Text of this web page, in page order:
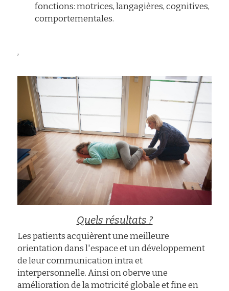
fonctions: motrices, langagières, cognitives,
comportementales.
,
Quels résultats ?
Les patients acquièrent une meilleure
orientation dans l'espace et un développement
de leur communication intra et
interpersonnelle. Ainsi on oberve une
amélioration de la motricité globale et fine en